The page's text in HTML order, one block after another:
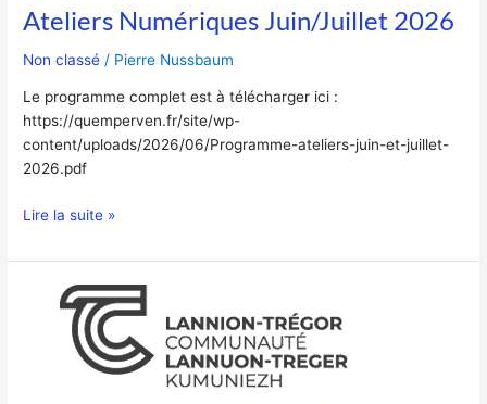
Ateliers Numériques Juin/Juillet 2026
Non classé / Pierre Nussbaum
Le programme complet est à télécharger ici :
https://quemperven.fr/site/wp-
content/uploads/2026/06/Programme-ateliers-juin-et-juillet-
2026.pdf
Lire la suite »
Coupure